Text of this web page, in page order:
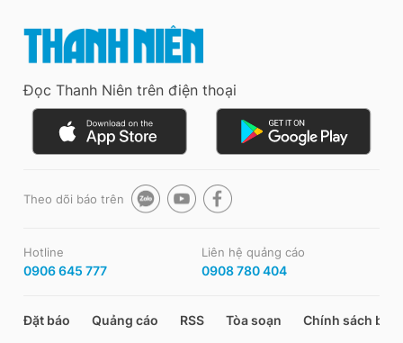
Đọc Thanh Niên trên điện thoại
Theo dõi báo trên
Hotline
0906 645 777
Liên hệ quảng cáo
0908 780 404
Đặt báo Quảng cáo RSS Tòa soạn Chính sách bảo